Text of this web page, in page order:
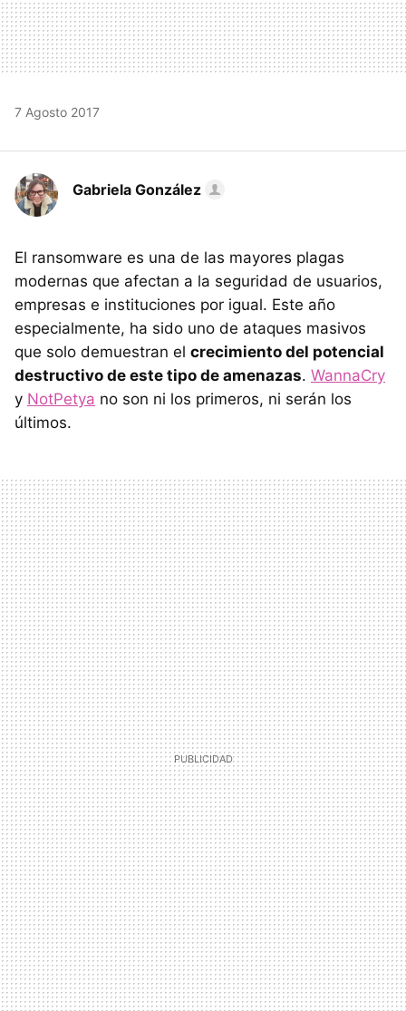
7 Agosto 2017
Gabriela González
El ransomware es una de las mayores plagas
modernas que afectan a la seguridad de usuarios,
empresas e instituciones por igual. Este año
especialmente, ha sido uno de ataques masivos
que solo demuestran el crecimiento del potencial
destructivo de este tipo de amenazas. WannaCry
y NotPetya no son ni los primeros, ni serán los
últimos.